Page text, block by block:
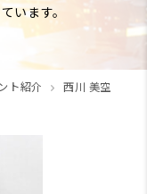
います。
ト紹介 西川 美空